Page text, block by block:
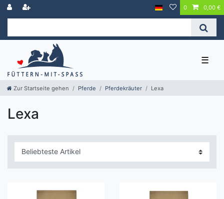
0 0,00 €
☰
Zur Startseite gehen Pferde Pferdekräuter Lexa
Lexa